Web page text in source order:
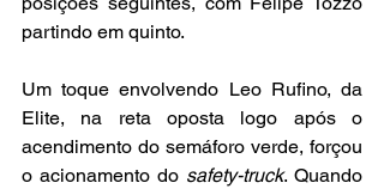
partindo em quinto.
Um toque envolvendo Leo Rufino, da
Elite, na reta oposta logo após o
acendimento do semáforo verde, forçou
o acionamento do safety-truck. Quando